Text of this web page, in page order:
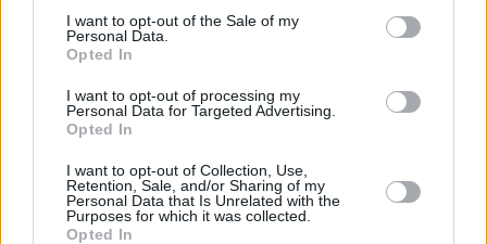
I want to opt-out of the Sale of my
Personal Data.
Opted In
I want to opt-out of processing my
Personal Data for Targeted Advertising.
Opted In
I want to opt-out of Collection, Use,
Retention, Sale, and/or Sharing of my
Personal Data that Is Unrelated with the
Purposes for which it was collected.
Opted In